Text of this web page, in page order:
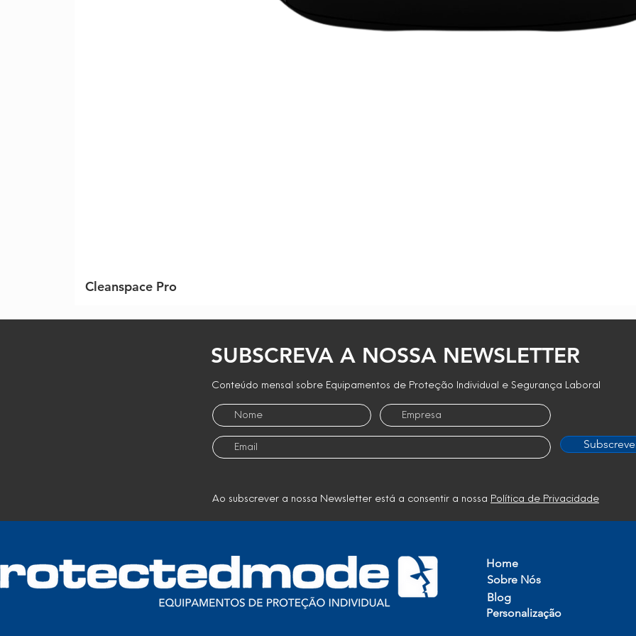
Cleanspace Pro
SUBSCREVA A NOSSA NEWSLETTER
Conteúdo mensal sobre Equipamentos de Proteção Individual e Segurança Laboral
Ao subscrever a nossa Newsletter está a consentir a nossa Política de Privacidade
Home
Sobre Nós
Blog
Personalização